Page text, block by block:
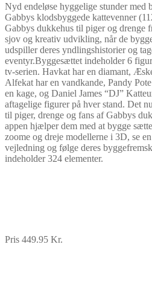
Nyd endeløse hyggelige stunder med
Gabbys klodsbyggede kattevenner
Gabbys dukkehus til piger og drenge
sjov og kreativ udvikling, når de
udspiller deres yndlingshistorier og
eventyr.Byggesættet indeholder 6
tv-serien. Havkat har en diamant,
Alfekat har en vandkande, Pandy
en kage, og Daniel James “DJ”
aftagelige figurer på hver stand. Det
til piger, drenge og fans af Gabbys
appen hjælper dem med at bygge
zoome og dreje modellerne i 3D, se
vejledning og følge deres
indeholder 324 elementer.
Pris 449.95 Kr.